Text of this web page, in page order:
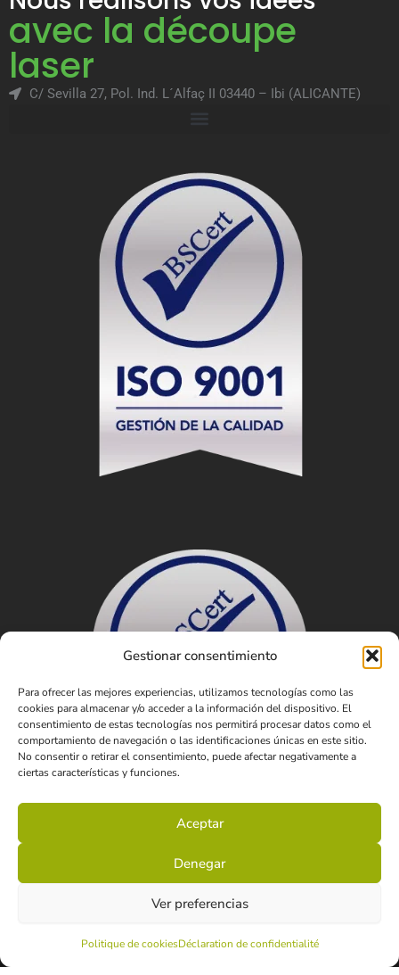
Gestionar consentimiento
Para ofrecer las mejores experiencias, utilizamos tecnologías como las
cookies para almacenar y/o acceder a la información del dispositivo. El
consentimiento de estas tecnologías nos permitirá procesar datos como el
comportamiento de navegación o las identificaciones únicas en este sitio.
No consentir o retirar el consentimiento, puede afectar negativamente a
ciertas características y funciones.
Aceptar
Denegar
Ver preferencias
Politique de cookiesDéclaration de confidentialité
avec la découpe
laser
C/ Sevilla 27, Pol. Ind. L´Alfaç II 03440 – Ibi (ALICANTE)
Politique de cookies